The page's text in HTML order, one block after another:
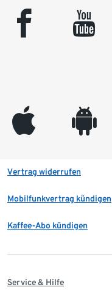
facebook youtube
appleinc android
Vertrag widerrufen
Mobilfunkvertrag kündigen
Kaffee-Abo kündigen
Service & Hilfe